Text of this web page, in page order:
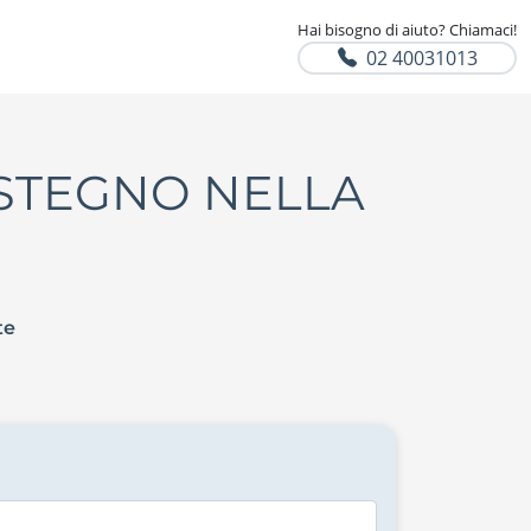
Hai bisogno di aiuto? Chiamaci!
02 40031013
NELLA